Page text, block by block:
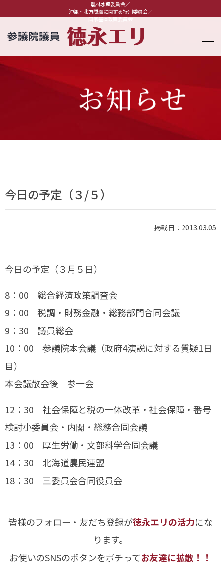
農林水産委員会／
沖縄・北方問題に関する特別委員会／
国家基本政策委員会
お知らせ
今日の予定（３/５）
掲載日：2013.03.05
今日の予定（３月５日）
8：00 総合経済政策調査会
9：00 税調・財務金融・総務部門合同会議
9：30 議員総会
10：00 参議院本会議（政府4演説に対する質疑1日
目）
本会議散会後 参一会
12：30 社会保障と税の一体改革・社会保障・番号
検討小委員会・内閣・総務合同会議
13：00 厚生労働・文部科学合同会議
14：30 北海道農民連盟
18：30 三委員会合同役員会
皆様のフォロー・友だち登録が徳永エリの活力にな
ります。
お使いのSNSのボタンをポチってお友達に拡散！！